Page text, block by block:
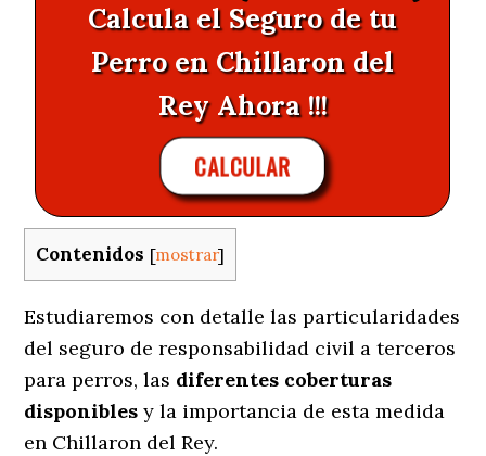
Calcula el Seguro de tu
Perro en Chillaron del
Rey Ahora !!!
CALCULAR
Contenidos [mostrar]
Estudiaremos con detalle las particularidades
del seguro de responsabilidad civil a terceros
para perros, las diferentes coberturas
disponibles y la importancia de esta medida
en Chillaron del Rey.